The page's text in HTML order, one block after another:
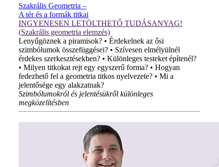
Szakrális Geometria –
A tér és a formák titkai
INGYENESEN LETÖLTHETŐ TUDÁSANYAG!
(Szakrális geometria elemzés)
Lenyűgöznek a piramisok? • Érdekelnek az ősi
szimbólumok összefüggései? • Szívesen elmélyülnél
érdekes szerkesztésekben? • Különleges testeket építenél?
• Milyen titkokat rejt egy egyszerű forma? • Hogyan
fedezhető fel a geometria titkos nyelvezete? • Mi a
jelentősége egy alakzatnak?
Szimbólumokról és jelentésükről különleges
megközelítésben